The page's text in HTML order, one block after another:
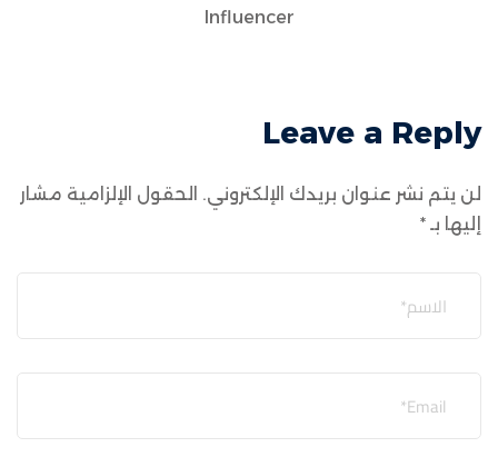
Influencer
Leave a Reply
لن يتم نشر عنوان بريدك الإلكتروني. الحقول الإلزامية مشار
إليها بـ *